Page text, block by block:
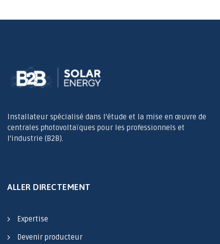
Installateur spécialisé dans l'étude et la mise en œuvre de
centrales photovoltaïques pour les professionnels et
l'industrie (B2B).
ALLER DIRECTEMENT
Expertise
Devenir producteur